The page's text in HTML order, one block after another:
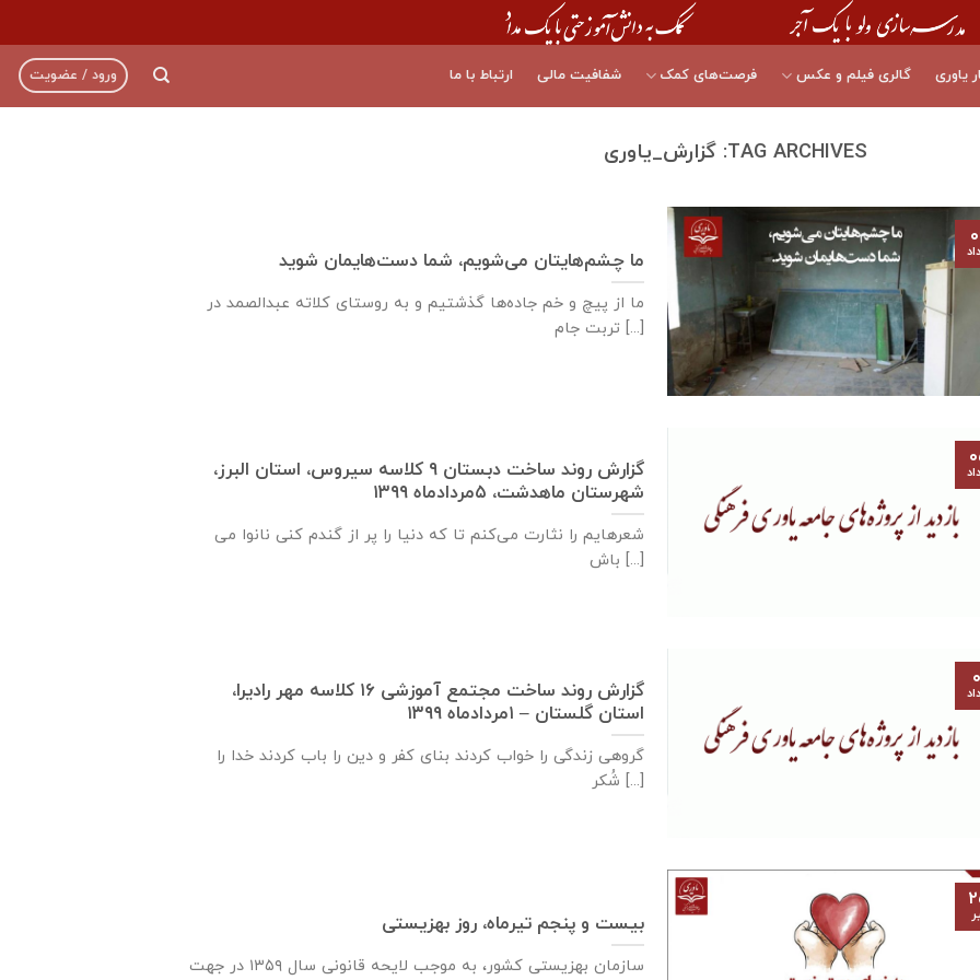
یاوری گالری فیلم و عکس فرصت‌های کمک شفافیت مالی ارتباط با ما ورود / عضویت
TAG ARCHIVES: گزارش_یاوری
ما چشم‌هایتان می‌شویم، شما دست‌هایمان شوید
ما از پیچ و خم جاده‌ها گذشتیم و به روستای کلاته عبدالصمد در
تربت ‌‌‌‌جام [...]
گزارش روند ساخت دبستان ٩ كلاسه سيروس، استان البرز،
شهرستان ماهدشت، ۵مردادماه ۱۳۹۹
شعرهایم را نثارت می‌کنم تا که دنیا را پر از گندم کنی نانوا می
باش [...]
گزارش روند ساخت مجتمع آموزشی ١٦ كلاسه مهر راديرا،
استان گلستان – ۱مردادماه ۱۳۹۹
گروهی زندگی را خواب کردند بنای کفر و دین را باب کردند خدا را
شُکر [...]
بیست و پنجم تیرماه، روز بهزیستی
سازمان بهزیستی كشور، به موجب لایحه قانونی سال ۱۳۵۹ در جهت